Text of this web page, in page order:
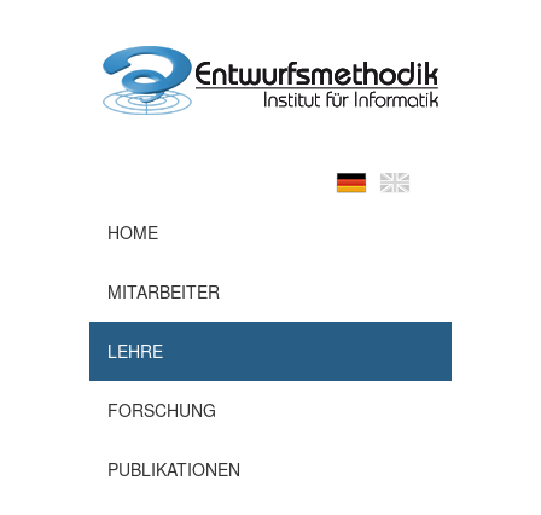
HOME
MITARBEITER
LEHRE
FORSCHUNG
PUBLIKATIONEN